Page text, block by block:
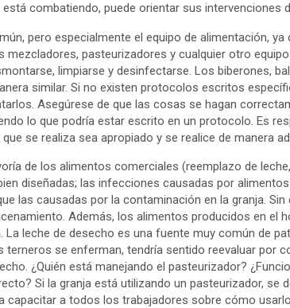
combatiendo, puede orientar sus intervenciones
pero especialmente el equipo de alimentación,
mezcladores, pasteurizadores y cualquier otro
limpiarse y desinfectarse. Los biberones,
similar. Si no existen protocolos escritos
Asegúrese de que las cosas se hagan
lo que podría estar escrito en un protocolo. Es
se realiza sea apropiado y se realice de manera
de los alimentos comerciales (reemplazo de
diseñadas; las infecciones causadas por
las causadas por la contaminación en la granja. Sin
Además, los alimentos producidos en el
leche de desecho es una fuente muy común de
terneros se enferman, tendría sentido reevaluar por
¿Quién está manejando el pasteurizador?
Si la granja está utilizando un pasteurizador, se
capacitar a todos los trabajadores sobre cómo